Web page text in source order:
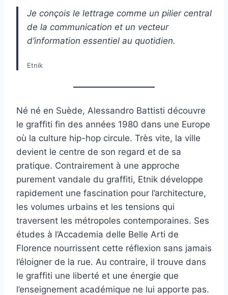
Je conçois le lettrage comme un pilier central
de la communication et un vecteur
d’information essentiel au quotidien.
Etnik
Né né en Suède, Alessandro Battisti découvre
le graffiti fin des années 1980 dans une Europe
où la culture hip-hop circule. Très vite, la ville
devient le centre de son regard et de sa
pratique. Contrairement à une approche
purement vandale du graffiti, Etnik développe
rapidement une fascination pour l’architecture,
les volumes urbains et les tensions qui
traversent les métropoles contemporaines. Ses
études à l’Accademia delle Belle Arti de
Florence nourrissent cette réflexion sans jamais
l’éloigner de la rue. Au contraire, il trouve dans
le graffiti une liberté et une énergie que
l’enseignement académique ne lui apporte pas.